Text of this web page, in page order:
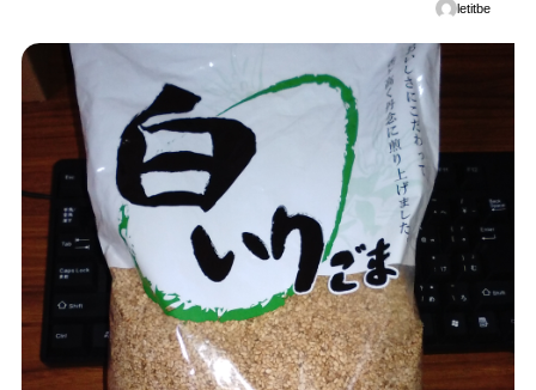
letitbe